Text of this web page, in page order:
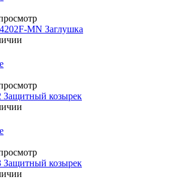
MN Заглушка
Защитный козырек
Защитный козырек